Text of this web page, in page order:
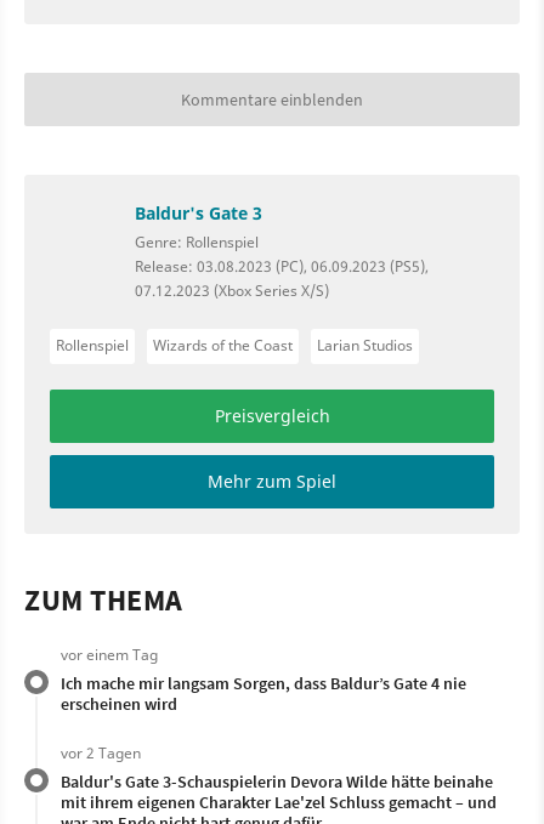
Kommentare einblenden
Baldur's Gate 3
Genre: Rollenspiel
Release: 03.08.2023 (PC), 06.09.2023 (PS5),
07.12.2023 (Xbox Series X/S)
Rollenspiel Wizards of the Coast Larian Studios
Preisvergleich
Mehr zum Spiel
ZUM THEMA
vor einem Tag
Ich mache mir langsam Sorgen, dass Baldur’s Gate 4 nie
erscheinen wird
vor 2 Tagen
Baldur's Gate 3-Schauspielerin Devora Wilde hätte beinahe
mit ihrem eigenen Charakter Lae'zel Schluss gemacht – und